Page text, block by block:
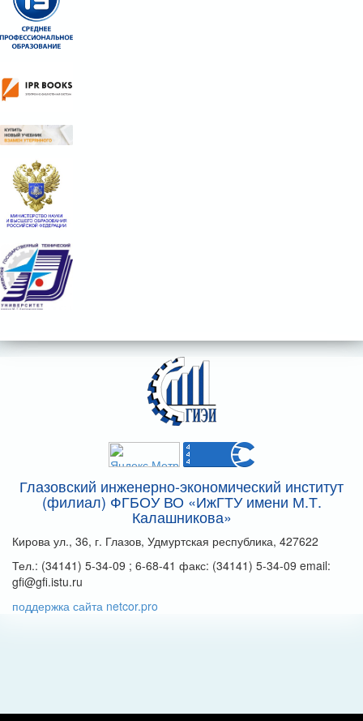
Глазовский инженерно-экономический институт
(филиал) ФГБОУ ВО «ИжГТУ имени М.Т.
Калашникова»
Кирова ул., 36, г. Глазов, Удмуртская республика, 427622
Тел.: (34141) 5-34-09 ; 6-68-41 факс: (34141) 5-34-09 email:
gfi@gfi.istu.ru
поддержка сайта netcor.pro